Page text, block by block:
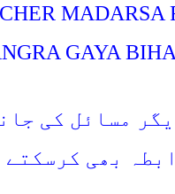
MADARSA
GAYA
مسائل کی
بھی کرسکتے